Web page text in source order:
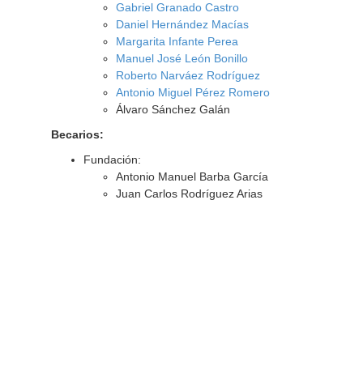
Gabriel Granado Castro
Daniel Hernández Macías
Margarita Infante Perea
Manuel José León Bonillo
Roberto Narváez Rodríguez
Antonio Miguel Pérez Romero
Álvaro Sánchez Galán
Becarios:
Fundación:
Antonio Manuel Barba García
Juan Carlos Rodríguez Arias